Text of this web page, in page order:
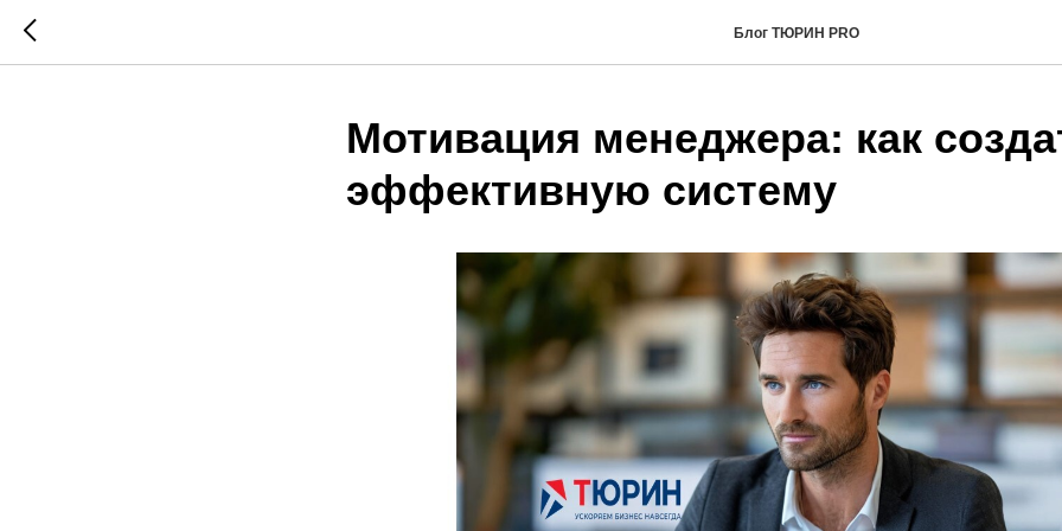
Блог ТЮРИН PRO
Мотивация менеджера: как
эффективную систему